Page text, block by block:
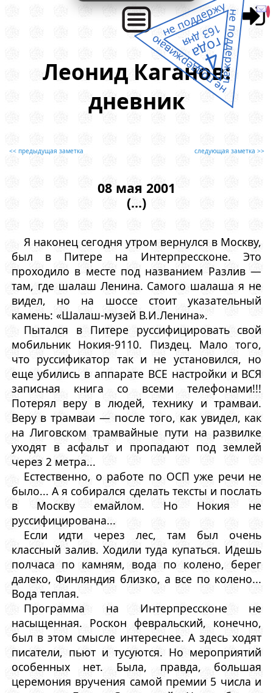
Леонид Каганов:
дневник
<< предыдущая заметка следующая заметка >>
08 мая 2001
(...)
Я наконец сегодня утром вернулся в Москву,
был в Питере на Интерпрессконе. Это
проходило в месте под названием Разлив —
там, где шалаш Ленина. Самого шалаша я не
видел, но на шоссе стоит указательный
камень: «Шалаш-музей В.И.Ленина».
Пытался в Питере руссифицировать свой
мобильник Нокия-9110. Пиздец. Мало того,
что руссификатор так и не установился, но
еще убились в аппарате ВСЕ настройки и ВСЯ
записная книга со всеми телефонами!!!
Потерял веру в людей, технику и трамваи.
Веру в трамваи — после того, как увидел, как
на Лиговском трамвайные пути на развилке
уходят в асфальт и пропадают под землей
через 2 метра...
Естественно, о работе по ОСП уже речи не
было... А я собирался сделать тексты и послать
в Москву емайлом. Но Нокия не
руссифицирована...
Если идти через лес, там был очень
классный залив. Ходили туда купаться. Идешь
полчаса по камням, вода по колено, берег
далеко, Финляндия близко, а все по колено...
Вода теплая.
Программа на Интерпрессконе не
насыщенная. Роскон февральский, конечно,
был в этом смысле интереснее. А здесь ходят
писатели, пьют и тусуются. Но мероприятий
особенных нет. Была, правда, большая
церемония вручения самой премии 5 числа и
не поддержал
не поддерживаю
не поддержу
4
года
163 дня